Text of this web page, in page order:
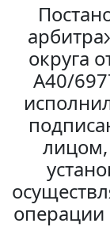
округа
А40/
лицом,
операции